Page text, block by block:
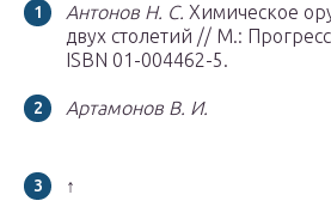
Антонов Н. С. Химическое
двух столетий // М.:
ISBN 01-004462-5.
Артамонов В. И.
↑